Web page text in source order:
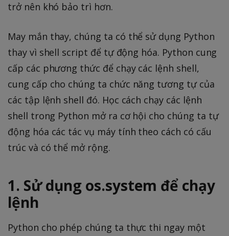
trở nên khó bảo trì hơn.
May mắn thay, chúng ta có thể sử dụng Python
thay vì shell script để tự động hóa. Python cung
cấp các phương thức để chạy các lệnh shell,
cung cấp cho chúng ta chức năng tương tự của
các tập lệnh shell đó. Học cách chạy các lệnh
shell trong Python mở ra cơ hội cho chúng ta tự
động hóa các tác vụ máy tính theo cách có cấu
trúc và có thể mở rộng.
1. Sử dụng os.system để chạy
lệnh
Python cho phép chúng ta thực thi ngay một